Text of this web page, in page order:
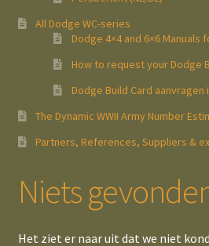
All Dodge WC-series
Dodge 4×4 and 6×6 Manuals
How to request your Dodge
Dodge Build Card aanvragen
The Dynamic WWII Army Number
Partners, References, Suppliers &
Niets
Het ziet er naar uit dat we niet